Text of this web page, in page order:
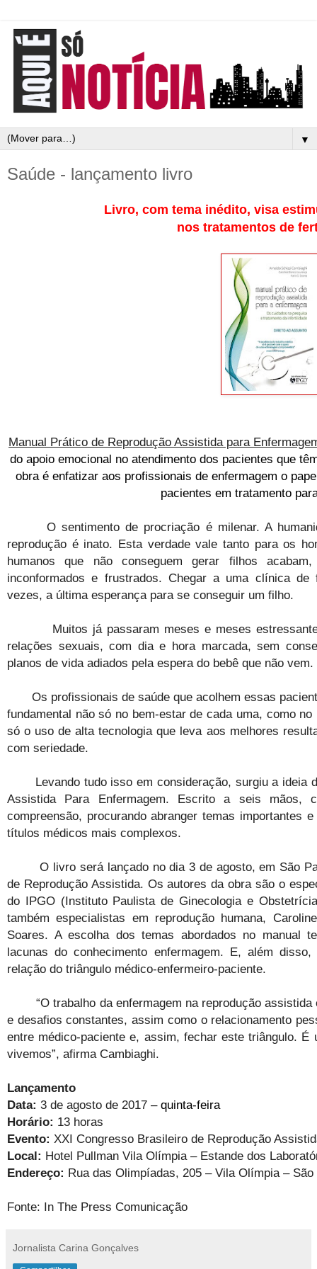
▼
Saúde - lançamento livro
Livro, com tema inédito, visa
nos tratamentos de
Manual Prático de Reprodução Assistida para
do apoio emocional no atendimento dos pacientes que
obra é enfatizar aos profissionais de enfermagem o
pacientes em tratamento
O sentimento de procriação é milenar. A
reprodução é inato. Esta verdade vale tanto para os
humanos que não conseguem gerar filhos
inconformados e frustrados. Chegar a uma clínica de
vezes, a última esperança para se conseguir um filho.
Muitos já passaram meses e meses
relações sexuais, com dia e hora marcada, sem
planos de vida adiados pela espera do bebê que não vem.
Os profissionais de saúde que acolhem essas
fundamental não só no bem-estar de cada uma, como
só o uso de alta tecnologia que leva aos melhores
com seriedade.
Levando tudo isso em consideração, surgiu a ideia
Assistida Para Enfermagem. Escrito a seis mãos,
compreensão, procurando abranger temas importantes
títulos médicos mais complexos.
O livro será lançado no dia 3 de agosto, em São
de Reprodução Assistida. Os autores da obra são o
do IPGO (Instituto Paulista de Ginecologia e
também especialistas em reprodução humana,
Soares. A escolha dos temas abordados no manual
lacunas do conhecimento enfermagem. E, além
relação do triângulo médico-enfermeiro-paciente.
“O trabalho da enfermagem na reprodução assistida
e desafios constantes, assim como o relacionamento
entre médico-paciente e, assim, fechar este triângulo.
vivemos”, afirma Cambiaghi.
Lançamento
Data: 3 de agosto de 2017 – quinta-feira
Horário: 13 horas
Evento: XXI Congresso Brasileiro de Reprodução
Local: Hotel Pullman Vila Olímpia – Estande dos
Endereço: Rua das Olimpíadas, 205 – Vila Olímpia – São
Fonte: In The Press Comunicação
Jornalista Carina Gonçalves